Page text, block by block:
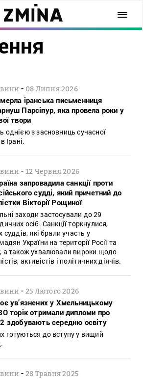
- 08 Липня 2026
іранська письменниця
Парсіпур, яка провела роки у
твори
однією з засновниць сучасної
Ірані.
-12 Червня 2026
запровадила санкції проти
судді, який причетний до
Вікторії Рощиної
заходи застосували до 29
осіб. Санкції торкнулися,
суддів, які брали участь у
України на території Росії та
а також ухвалювали вироки щодо
активістів і політичних діячів.
-25 Лютого 2026
ув’язнених у Хмельницькому
торік отримали дипломи про
здобувають середню освіту
готуються до вступу у вищий
-28 Травня 2025